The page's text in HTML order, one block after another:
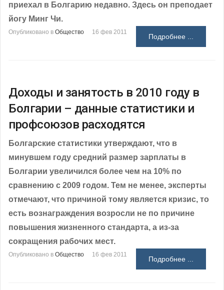
приехал в Болгарию недавно. Здесь он преподает
йогу Минг Чи.
Опубликовано в Общество 16 фев 2011
Подробнее ...
Доходы и занятость в 2010 году в
Болгарии – данные статистики и
профсоюзов расходятся
Болгарские статистики утверждают, что в
минувшем году средний размер зарплаты в
Болгарии увеличился более чем на 10% по
сравнению с 2009 годом. Тем не менее, эксперты
отмечают, что причиной тому является кризис, то
есть вознаграждения возросли не по причине
повышения жизненного стандарта, а из-за
сокращения рабочих мест.
Опубликовано в Общество 16 фев 2011
Подробнее ...